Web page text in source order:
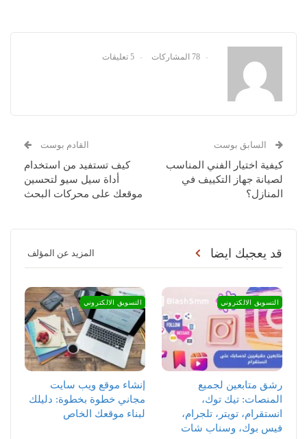
78 المشاركات 5 تعليقات
السابق بوست
كيفية اختيار الفني المناسب
لصيانة جهاز التكييف في
المنازل؟
القادم بوست
كيف تستفيد من استخدام
أداة سيل سيو لتحسين
موقعك على محركات البحث
قد يعجبك ايضا المزيد عن المؤلف
التسويق الالكتروني
رشق متابعين لجميع
المنصات: تيك توك،
انستقرام، تويتر، تلجرام،
فيس بوك، وسناب شات
التسويق الالكتروني
إنشاء موقع ويب سايت
مجاني خطوة بخطوة: دليلك
لبناء موقعك الخاص